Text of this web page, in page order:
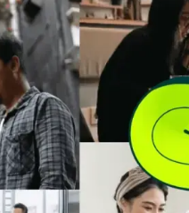
internet 5G dan fiber yang
meluas, se...